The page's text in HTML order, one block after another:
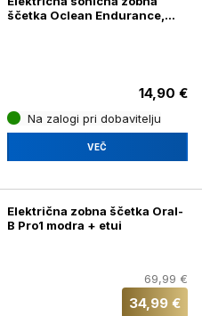
ščetka Oclean Endurance,
14,90 €
Na zalogi pri dobavitelju
VEČ
Električna zobna ščetka Oral-
B Pro1 modra + etui
69,99 €
34,99 €